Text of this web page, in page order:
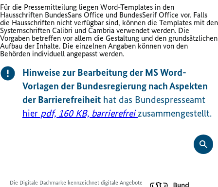
Für die Pressemitteilung liegen Word-Templates in den
Hausschriften BundesSans Office und BundesSerif Office vor. Falls
die Hausschriften nicht verfügbar sind, können die Templates mit den
Systemschriften Calibri und Cambria verwendet werden. Die
Vorgaben betreffen vor allem die Gestaltung und den grundsätzlichen
Aufbau der Inhalte. Die einzelnen Angaben können von den
Behörden individuell angepasst werden.
Hinweise zur Bearbeitung der MS Word-
Vorlagen der Bundesregierung nach Aspekten
der Barrierefreiheit hat das Bundespresseamt
hier pdf, 160 KB, barrierefrei zusammengestellt.
Die Digitale Dachmarke kennzeichnet digitale Angebote